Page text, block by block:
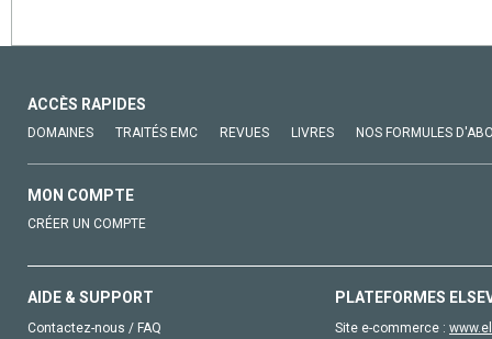
ACCÈS RAPIDES
DOMAINES TRAITÉS EMC REVUES LIVRES NOS FORMULES
MON COMPTE
CRÉER UN COMPTE
AIDE & SUPPORT
Contactez-nous / FAQ
PLATEFORMES
Site e-commerce :